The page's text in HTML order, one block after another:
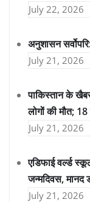
July 22, 2026
अनुशासन
July 21, 2026
पाकिस्तान के
लोगों की मौत;
July 21, 2026
एडिफाई वर्ल्ड
जन्मदिवस, मानद
July 21, 2026